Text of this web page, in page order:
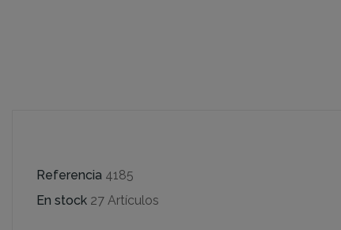
Referencia 4185
En stock 27 Artículos